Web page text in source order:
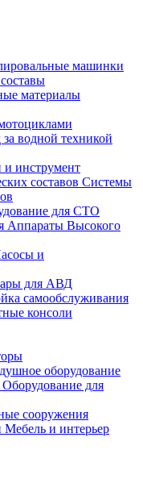
машинки
материалы
за водной техникой
инструмент
Системы
для СТО
Аппараты Высокого
и
для АВД
самообслуживания
консоли
оборудование
Оборудование для
сооружения
Мебель и интерьер